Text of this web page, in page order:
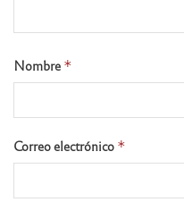
Nombre *
Correo electrónico *